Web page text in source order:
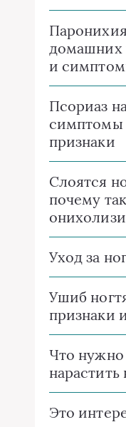
домашних
и
Псориаз
симптомы
признаки
Слоятся
почему
Уход за
Ушиб
признаки
Что нужно
нарастить
Это